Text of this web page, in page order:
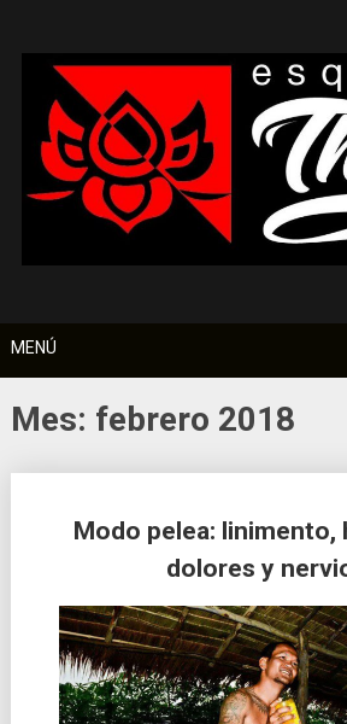
contenido
MENÚ
Mes: febrero 2018
Modo pelea: linimento,
dolores y
entradas